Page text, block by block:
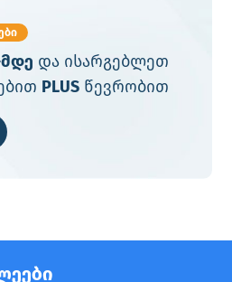
მდე და ისარგებლეთ
PLUSწევრობით